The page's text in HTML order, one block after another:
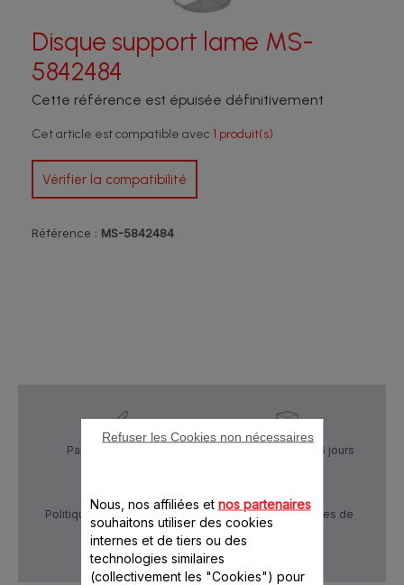
Disque support lame MS-
5842484
Cette référence est épuisée définitivement
Cet article est compatible avec 1 produit(s)
Vérifier la compatibilité
Référence : MS-5842484
Paiement Sécurisé Livraison sous 5 à 6 jours
Politique de confidentialité
Conditions générales de
vente
Nous, nos affiliées et nos partenaires
souhaitons utiliser des cookies
internes et de tiers ou des
technologies similaires
(collectivement les "Cookies") pour
Refuser les Cookies non nécessaires